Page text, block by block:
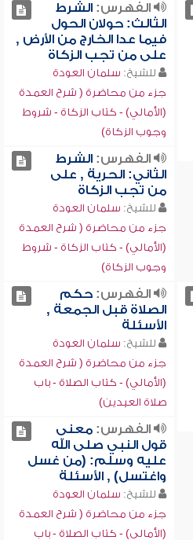
الفهرس:الشرط
الثالث: حولان الحول
فيما عدا الخارج من الأرض ,
على من تجب الزكاة
للشيخ: سلمان العودة
جزء من محاضرة ( شرح العمدة
(الأمالي) - كتاب الزكاة - شروط
وجوب الزكاة)
الفهرس:الشرط
الثاني: الحرية , على
من تجب الزكاة
للشيخ: سلمان العودة
جزء من محاضرة ( شرح العمدة
(الأمالي) - كتاب الزكاة - شروط
وجوب الزكاة)
الفهرس:حكم
الصلاة قبل الجمعة ,
الأسئلة
للشيخ: سلمان العودة
جزء من محاضرة ( شرح العمدة
(الأمالي) - كتاب الصلاة - باب
صلاة العيدين)
الفهرس:معنى
قول النبي صلى الله
عليه وسلم: (من غسل
واغتسل) , الأسئلة
للشيخ: سلمان العودة
جزء من محاضرة ( شرح العمدة
(الأمالي) - كتاب الصلاة - باب